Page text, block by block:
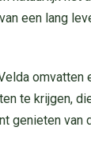
een lang
te krijgen,
genieten van